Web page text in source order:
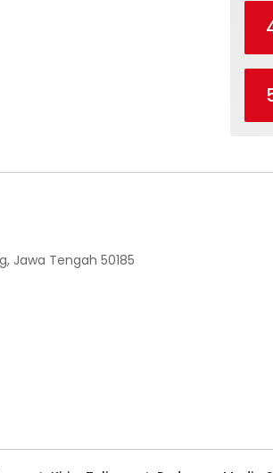
Jawa Tengah 50185